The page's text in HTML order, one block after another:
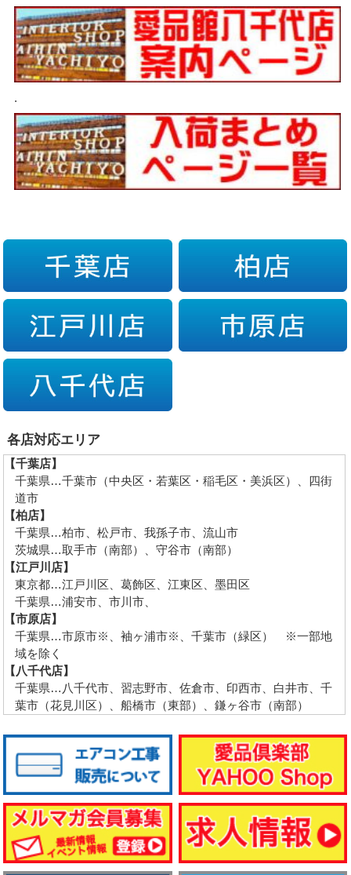
.
各店対応エリア
【千葉店】
千葉県…千葉市（中央区・若葉区・稲毛区・美浜区）、四街
道市
【柏店】
千葉県…柏市、松戸市、我孫子市、流山市
茨城県…取手市（南部）、守谷市（南部）
【江戸川店】
東京都…江戸川区、葛飾区、江東区、墨田区
千葉県…浦安市、市川市、
【市原店】
千葉県…市原市※、袖ヶ浦市※、千葉市（緑区） ※一部地
域を除く
【八千代店】
千葉県…八千代市、習志野市、佐倉市、印西市、白井市、千
葉市（花見川区）、船橋市（東部）、鎌ヶ谷市（南部）